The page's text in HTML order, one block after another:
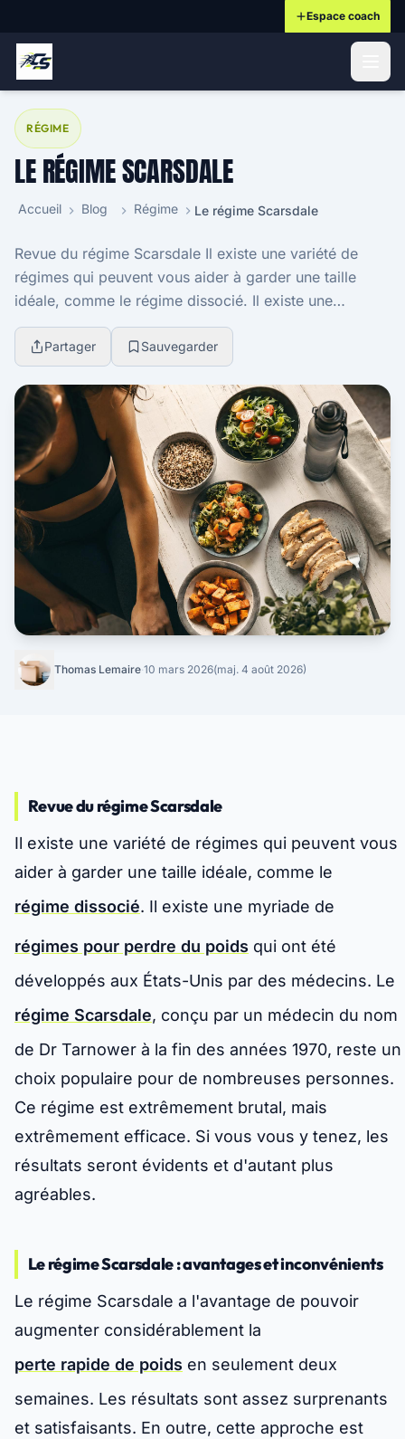
Espace coach
RÉGIME
LE RÉGIME SCARSDALE
Accueil Blog Régime Le régime Scarsdale
Revue du régime Scarsdale Il existe une variété de
régimes qui peuvent vous aider à garder une taille
idéale, comme le régime dissocié. Il existe une
myriade de régimes pour perdre du poids qui ont é...
Partager Sauvegarder
Thomas Lemaire·10 mars 2026(maj. 4 août 2026)
Revue du régime Scarsdale
Il existe une variété de régimes qui peuvent vous
aider à garder une taille idéale, comme le
régime dissocié. Il existe une myriade de
régimes pour perdre du poids qui ont été
développés aux États-Unis par des médecins. Le
régime Scarsdale, conçu par un médecin du nom
de Dr Tarnower à la fin des années 1970, reste un
choix populaire pour de nombreuses personnes.
Ce régime est extrêmement brutal, mais
extrêmement efficace. Si vous vous y tenez, les
résultats seront évidents et d'autant plus
agréables.
Le régime Scarsdale : avantages et inconvénients
Le régime Scarsdale a l'avantage de pouvoir
augmenter considérablement la
perte rapide de poids en seulement deux
semaines. Les résultats sont assez surprenants
et satisfaisants. En outre, cette approche est